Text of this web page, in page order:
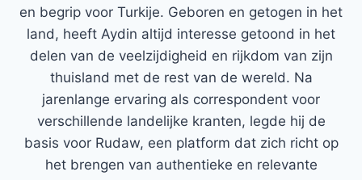
en begrip voor Turkije. Geboren en getogen in het
land, heeft Aydin altijd interesse getoond in het
delen van de veelzijdigheid en rijkdom van zijn
thuisland met de rest van de wereld. Na
jarenlange ervaring als correspondent voor
verschillende landelijke kranten, legde hij de
basis voor Rudaw, een platform dat zich richt op
het brengen van authentieke en relevante